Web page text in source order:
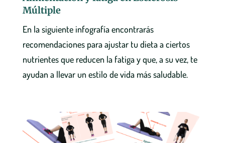
Múltiple
En la siguiente infografía encontrarás
recomendaciones para ajustar tu dieta a ciertos
nutrientes que reducen la fatiga y que, a su vez, te
ayudan a llevar un estilo de vida más saludable.